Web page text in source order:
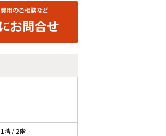
1階 / 2階